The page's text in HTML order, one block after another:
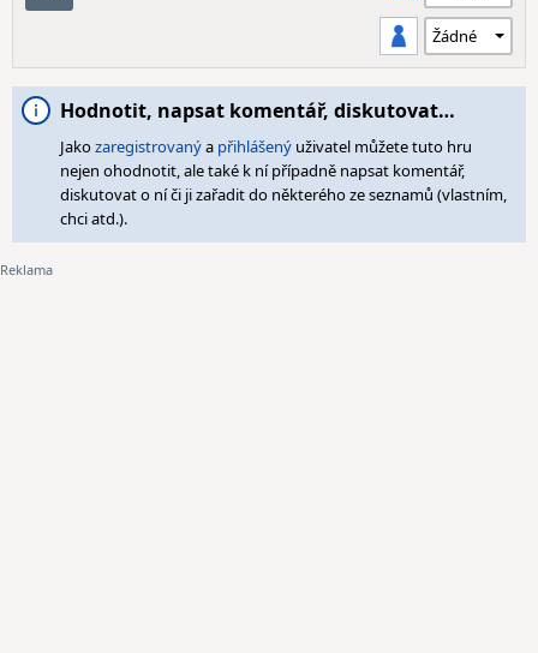
Hodnotit, napsat komentář, diskutovat…
Jakozaregistrovanýa přihlášený uživatel můžete tuto hru
nejen ohodnotit, ale také k ní případně napsat komentář,
diskutovat o ní či ji zařadit do některého ze seznamů (vlastním,
chci atd.).